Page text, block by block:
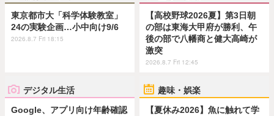
東京都市大「科学体験教室」
24の実験企画…小中向け9/6
2026.8.7 Fri 18:15
【高校野球2026夏】第3日朝
の部は東海大甲府が勝利、午
後の部で八幡商と健大高崎が
激突
2026.8.7 Fri 12:45
デジタル生活
Google、アプリ向け年齢確認
趣味・娯楽
【夏休み2026】魚に触れて学